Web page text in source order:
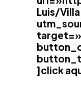
Luis/
]click